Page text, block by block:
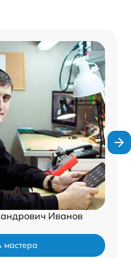
Иванов
мастера